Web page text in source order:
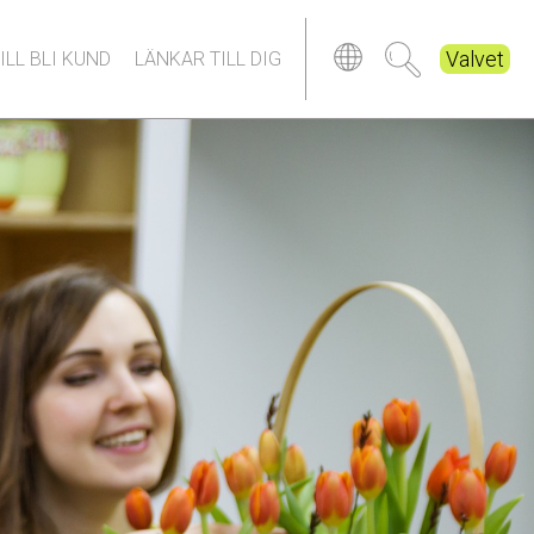
BLI KUND LÄNKAR TILL DIG Valvet